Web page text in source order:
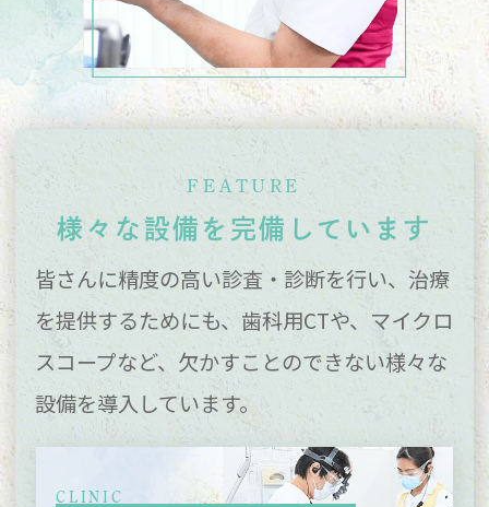
FEATURE
様々な設備を完備しています
皆さんに精度の高い診査・診断を行い、 治療
を提供するためにも、歯科用CTや、マイクロ
スコープなど、 欠かすことのできない様々な
設備を導入しています。
CLINIC